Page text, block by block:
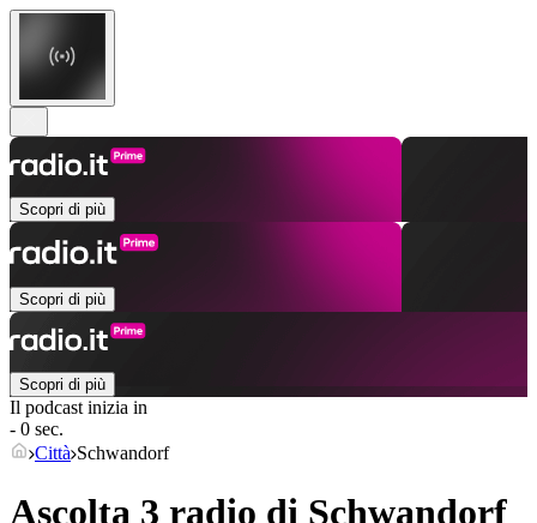
Scopri di più
Scopri di più
Scopri di più
Il podcast inizia in
- 0 sec.
Città Schwandorf
Ascolta 3 radio di Schwandorf